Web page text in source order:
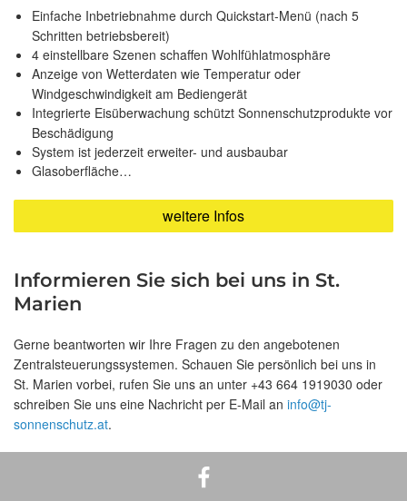
Einfache Inbetriebnahme durch Quickstart-Menü (nach 5
Schritten betriebsbereit)
4 einstellbare Szenen schaffen Wohlfühlatmosphäre
Anzeige von Wetterdaten wie Temperatur oder
Windgeschwindigkeit am Bediengerät
Integrierte Eisüberwachung schützt Sonnenschutzprodukte vor
Beschädigung
System ist jederzeit erweiter- und ausbaubar
Glasoberfläche…
weitere Infos
Informieren Sie sich bei uns in St.
Marien
Gerne beantworten wir Ihre Fragen zu den angebotenen
Zentralsteuerungssystemen. Schauen Sie persönlich bei uns in
St. Marien vorbei, rufen Sie uns an unter +43 664 1919030 oder
schreiben Sie uns eine Nachricht per E-Mail an info@tj-
sonnenschutz.at.